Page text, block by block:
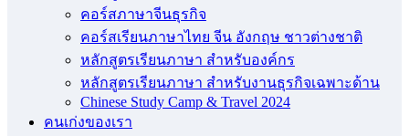
คอร์สภาษาจีนธุรกิจ
คอร์สเรียนภาษาไทย จีน อังกฤษ ชาวต่างชาติ
หลักสูตรเรียนภาษา สำหรับองค์กร
หลักสูตรเรียนภาษา สำหรับงานธุรกิจเฉพาะด้าน
Chinese Study Camp & Travel 2024
คนเก่งของเรา